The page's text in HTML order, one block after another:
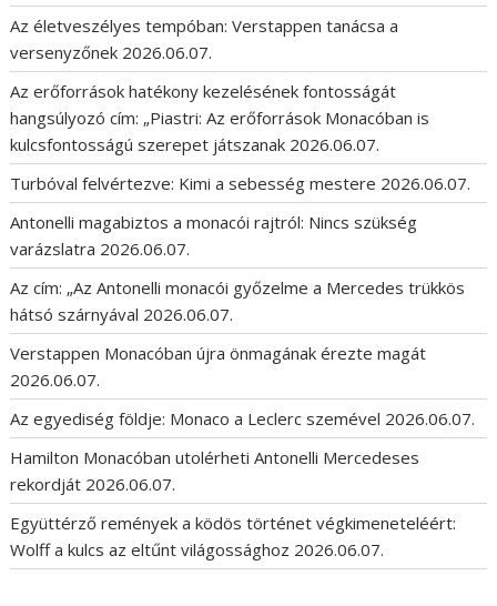
Az életveszélyes tempóban: Verstappen tanácsa a
versenyzőnek 2026.06.07.
Az erőforrások hatékony kezelésének fontosságát
hangsúlyozó cím: „Piastri: Az erőforrások Monacóban is
kulcsfontosságú szerepet játszanak 2026.06.07.
Turbóval felvértezve: Kimi a sebesség mestere 2026.06.07.
Antonelli magabiztos a monacói rajtról: Nincs szükség
varázslatra 2026.06.07.
Az cím: „Az Antonelli monacói győzelme a Mercedes trükkös
hátsó szárnyával 2026.06.07.
Verstappen Monacóban újra önmagának érezte magát
2026.06.07.
Az egyediség földje: Monaco a Leclerc szemével 2026.06.07.
Hamilton Monacóban utolérheti Antonelli Mercedeses
rekordját 2026.06.07.
Együttérző remények a ködös történet végkimeneteléért:
Wolff a kulcs az eltűnt világossághoz 2026.06.07.